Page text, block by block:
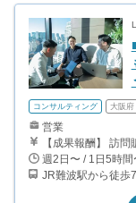
コンサルティング 大阪府
営業
週2日〜 / 1日5時間